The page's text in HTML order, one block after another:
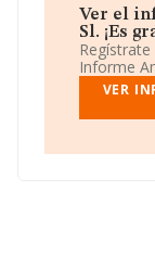
bebidas y
importación
El número de
cuenta la
dispuesto de
Ver el
Sl. ¡Es
Informe
VER